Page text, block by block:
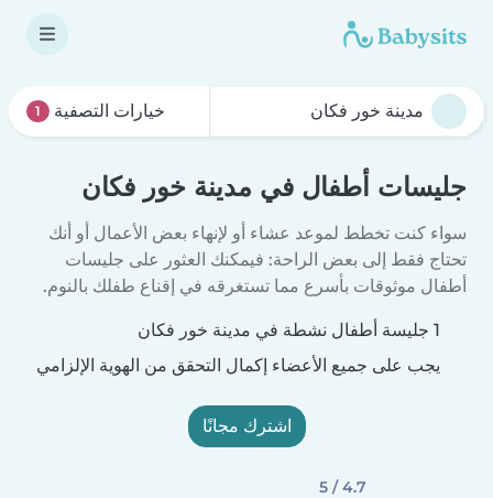
خيارات التصفية 1
جليسات أطفال في مدينة خور فكان
سواء كنت تخطط لموعد عشاء أو لإنهاء بعض الأعمال أو أنك
تحتاج فقط إلى بعض الراحة: فيمكنك العثور على جليسات
أطفال موثوقات بأسرع مما تستغرقه في إقناع طفلك بالنوم.
1 جليسة أطفال نشطة في مدينة خور فكان
يجب على جميع الأعضاء إكمال التحقق من الهوية الإلزامي
اشترك مجانًا
4.7 / 5